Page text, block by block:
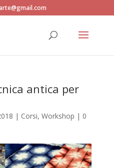
antica per
| Corsi, Workshop | 0